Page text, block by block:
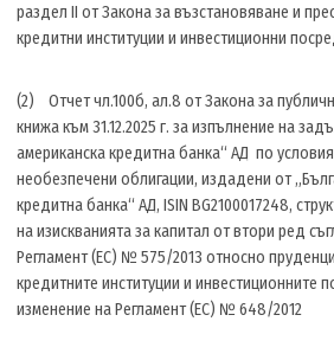
раздел II от Закона за възстановяване и
кредитни институции и инвестиционни
(2) Отчет чл.100б, ал.8 от Закона за
книжа към 31.12.2025 г. за изпълнение на
американска кредитна банка“ АД по
необезпечени облигации, издадени от
кредитна банка“ АД, ISIN BG2100017248,
на изискванията за капитал от втори ред
Регламент (ЕС) № 575/2013 относно
кредитните институции и инвестиционните
изменение на Регламент (ЕС) № 648/2012